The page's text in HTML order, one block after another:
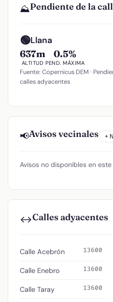
⛰️Pendiente de la
🟢Llana
637m
ALTITUD
0.5%
PEND. MÁXIMA
Fuente: Copernicus DEM ·
calles adyacentes
📢Avisos vecinales +
Avisos no disponibles en
↔️Calles adyacentes
Calle Acebrón 13600
Calle Enebro 13600
Calle Taray 13600